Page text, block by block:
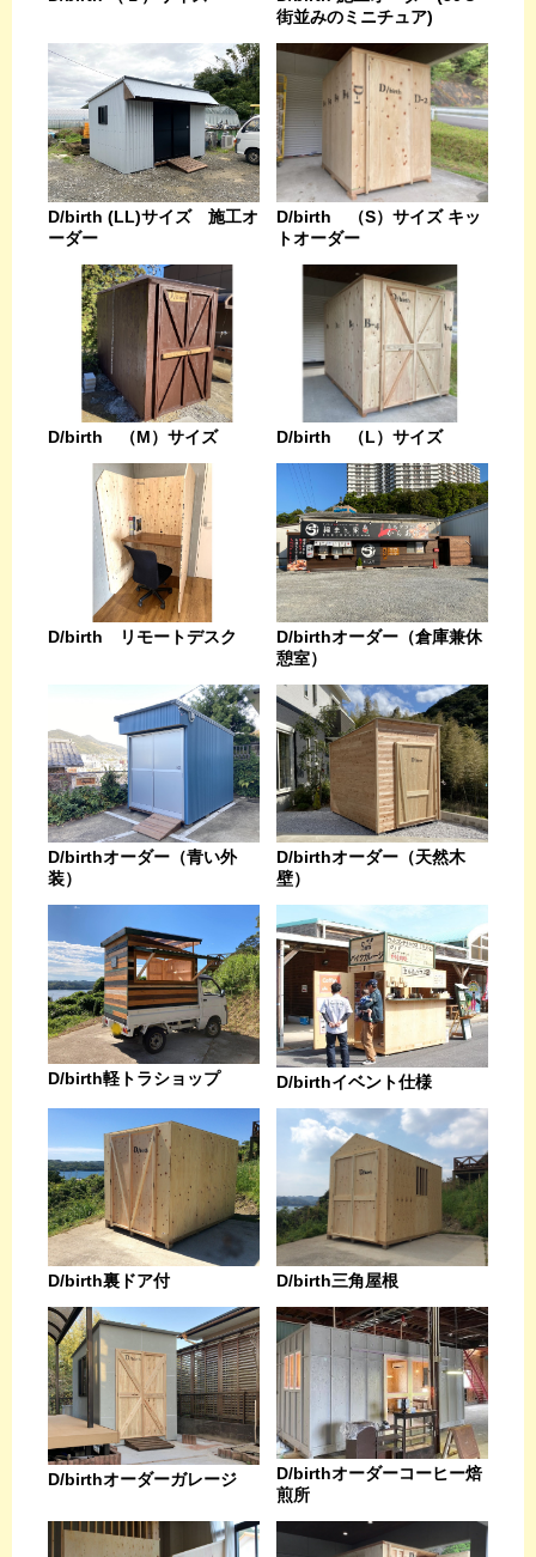
街並みのミニチュア)
D/birth (LL)サイズ 施工オ
ーダー
D/birth （S）サイズ キッ
トオーダー
D/birth （M）サイズ D/birth （L）サイズ
D/birth リモートデスク
D/birthオーダー（倉庫兼休
憩室）
D/birthオーダー（青い外
装）
D/birthオーダー（天然木
壁）
D/birth軽トラショップ D/birthイベント仕様
D/birth裏ドア付 D/birth三角屋根
D/birthオーダーガレージ
D/birthオーダーコーヒー焙
煎所